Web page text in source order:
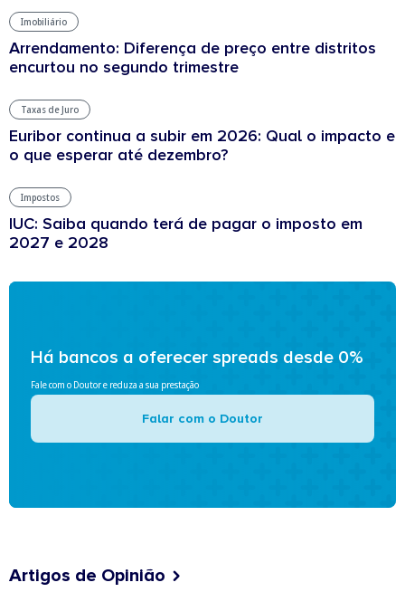
Imobiliário
Arrendamento: Diferença de preço entre distritos
encurtou no segundo trimestre
Taxas de Juro
Euribor continua a subir em 2026: Qual o impacto e
o que esperar até dezembro?
Impostos
IUC: Saiba quando terá de pagar o imposto em
2027 e 2028
Há bancos a oferecer spreads desde 0%
Fale com o Doutor e reduza a sua prestação
Falar com o Doutor
Artigos de Opinião